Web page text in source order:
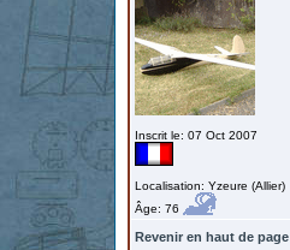
Inscrit le: 07 Oct 2007
Localisation: Yzeure (Allier)
Âge: 76
Revenir en haut de page